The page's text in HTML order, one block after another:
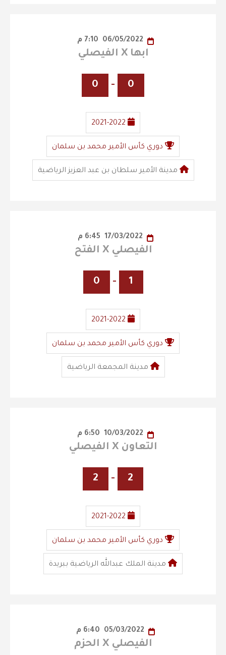
ابها X الفيصلي
0
-
0
2021-2022
دوري كأس الأمير محمد بن سلمان
مدينة الأمير سلطان بن عبد العزيز الرياضية
الفيصلي X الفتح
1
-
0
2021-2022
دوري كأس الأمير محمد بن سلمان
مدينة المجمعة الرياضية
التعاون X الفيصلي
2
-
2
2021-2022
دوري كأس الأمير محمد بن سلمان
مدينة الملك عبدالله الرياضية ببريدة
الفيصلي X الحزم